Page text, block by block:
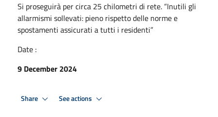
Si proseguirà per circa 25 chilometri di rete. “Inutili gli
allarmismi sollevati: pieno rispetto delle norme e
spostamenti assicurati a tutti i residenti”
Date :
9 December 2024
Share See actions